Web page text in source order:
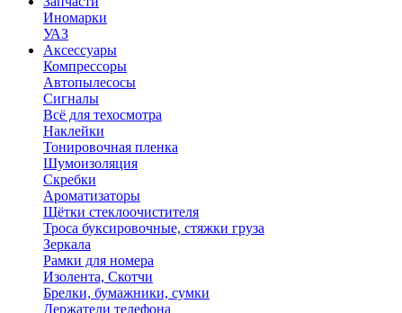
Иномарки
УАЗ
Аксесcуары
Компрессоры
Автопылесосы
Сигналы
Всё для техосмотра
Наклейки
Тонировочная пленка
Шумоизоляция
Скребки
Ароматизаторы
Щётки стеклоочистителя
Троса буксировочные, стяжки груза
Зеркала
Рамки для номера
Изолента, Скотчи
Брелки, бумажники, сумки
Держатели телефона